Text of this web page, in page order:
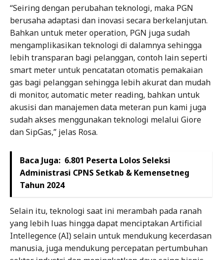
“Seiring dengan perubahan teknologi, maka PGN
berusaha adaptasi dan inovasi secara berkelanjutan.
Bahkan untuk meter operation, PGN juga sudah
mengamplikasikan teknologi di dalamnya sehingga
lebih transparan bagi pelanggan, contoh lain seperti
smart meter untuk pencatatan otomatis pemakaian
gas bagi pelanggan sehingga lebih akurat dan mudah
di monitor, automatic meter reading, bahkan untuk
akusisi dan manajemen data meteran pun kami juga
sudah akses menggunakan teknologi melalui Giore
dan SipGas,” jelas Rosa.
Baca Juga: 6.801 Peserta Lolos Seleksi
Administrasi CPNS Setkab & Kemensetneg
Tahun 2024
Selain itu, teknologi saat ini merambah pada ranah
yang lebih luas hingga dapat menciptakan Artificial
Intellegence (AI) selain untuk mendukung kecerdasan
manusia, juga mendukung percepatan pertumbuhan